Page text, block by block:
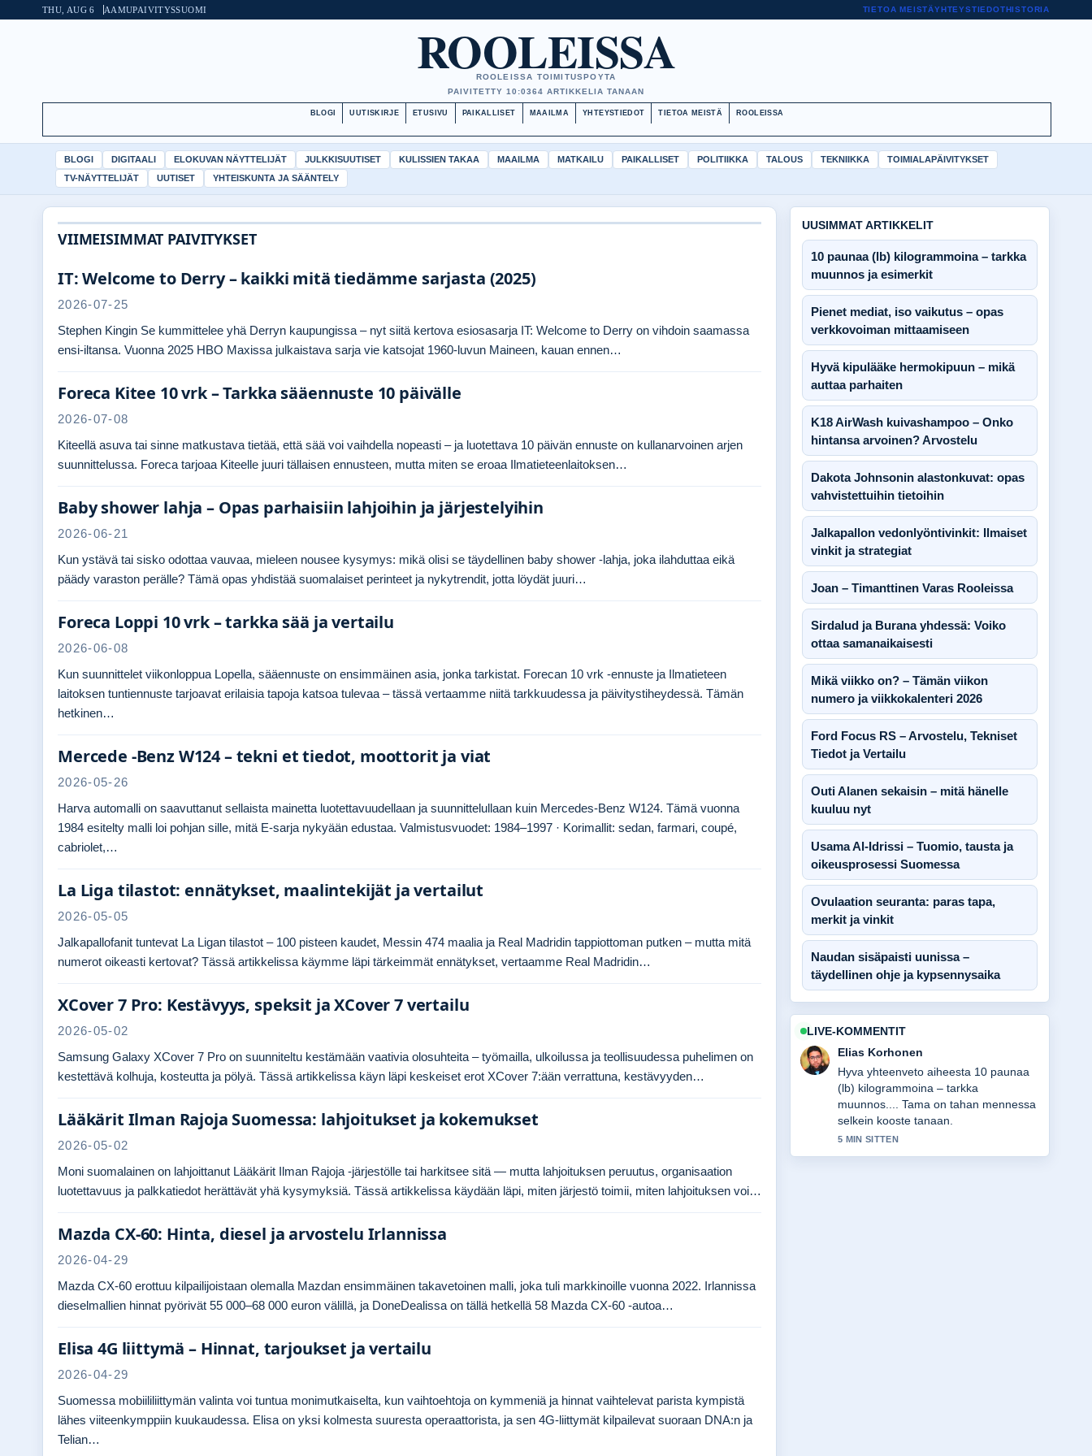
THU, AUG 6 AAMUPAIVITYSSUOMI TIETOA MEISTÄYHTEYSTIEDOTHISTORIA
ROOLEISSA
ROOLEISSA TOIMITUSPOYTA
PAIVITETTY 10:0364 ARTIKKELIA TANAAN
BLOGI UUTISKIRJE ETUSIVU PAIKALLISET MAAILMA YHTEYSTIEDOT TIETOA MEISTÄ ROOLEISSA
BLOGI DIGITAALI ELOKUVAN NÄYTTELIJÄT JULKKISUUTISET KULISSIEN TAKAA MAAILMA MATKAILU PAIKALLISET POLITIIKKA TALOUS TEKNIIKKA
TOIMIALAPÄIVITYKSET
TV-NÄYTTELIJÄT
UUTISET YHTEISKUNTA JA SÄÄNTELY
VIIMEISIMMAT PAIVITYKSET
IT: Welcome to Derry – kaikki mitä tiedämme sarjasta (2025)
2026-07-25
Stephen Kingin Se kummittelee yhä Derryn kaupungissa – nyt siitä kertova esiosasarja IT: Welcome to Derry on vihdoin saamassa
ensi-iltansa. Vuonna 2025 HBO Maxissa julkaistava sarja vie katsojat 1960-luvun Maineen, kauan ennen…
Foreca Kitee 10 vrk – Tarkka sääennuste 10 päivälle
2026-07-08
Kiteellä asuva tai sinne matkustava tietää, että sää voi vaihdella nopeasti – ja luotettava 10 päivän ennuste on kullanarvoinen arjen
suunnittelussa. Foreca tarjoaa Kiteelle juuri tällaisen ennusteen, mutta miten se eroaa Ilmatieteenlaitoksen…
Baby shower lahja – Opas parhaisiin lahjoihin ja järjestelyihin
2026-06-21
Kun ystävä tai sisko odottaa vauvaa, mieleen nousee kysymys: mikä olisi se täydellinen baby shower -lahja, joka ilahduttaa eikä
päädy varaston perälle? Tämä opas yhdistää suomalaiset perinteet ja nykytrendit, jotta löydät juuri…
Foreca Loppi 10 vrk – tarkka sää ja vertailu
2026-06-08
Kun suunnittelet viikonloppua Lopella, sääennuste on ensimmäinen asia, jonka tarkistat. Forecan 10 vrk -ennuste ja Ilmatieteen
laitoksen tuntiennuste tarjoavat erilaisia tapoja katsoa tulevaa – tässä vertaamme niitä tarkkuudessa ja päivitystiheydessä. Tämän
hetkinen…
Mercede -Benz W124 – tekni et tiedot, moottorit ja viat
2026-05-26
Harva automalli on saavuttanut sellaista mainetta luotettavuudellaan ja suunnittelullaan kuin Mercedes-Benz W124. Tämä vuonna
1984 esitelty malli loi pohjan sille, mitä E-sarja nykyään edustaa. Valmistusvuodet: 1984–1997 · Korimallit: sedan, farmari, coupé,
cabriolet,…
La Liga tilastot: ennätykset, maalintekijät ja vertailut
2026-05-05
Jalkapallofanit tuntevat La Ligan tilastot – 100 pisteen kaudet, Messin 474 maalia ja Real Madridin tappiottoman putken – mutta mitä
numerot oikeasti kertovat? Tässä artikkelissa käymme läpi tärkeimmät ennätykset, vertaamme Real Madridin…
XCover 7 Pro: Kestävyys, speksit ja XCover 7 vertailu
2026-05-02
Samsung Galaxy XCover 7 Pro on suunniteltu kestämään vaativia olosuhteita – työmailla, ulkoilussa ja teollisuudessa puhelimen on
kestettävä kolhuja, kosteutta ja pölyä. Tässä artikkelissa käyn läpi keskeiset erot XCover 7:ään verrattuna, kestävyyden…
Lääkärit Ilman Rajoja Suomessa: lahjoitukset ja kokemukset
2026-05-02
Moni suomalainen on lahjoittanut Lääkärit Ilman Rajoja -järjestölle tai harkitsee sitä — mutta lahjoituksen peruutus, organisaation
luotettavuus ja palkkatiedot herättävät yhä kysymyksiä. Tässä artikkelissa käydään läpi, miten järjestö toimii, miten lahjoituksen voi…
Mazda CX-60: Hinta, diesel ja arvostelu Irlannissa
2026-04-29
Mazda CX-60 erottuu kilpailijoistaan olemalla Mazdan ensimmäinen takavetoinen malli, joka tuli markkinoille vuonna 2022. Irlannissa
dieselmallien hinnat pyörivät 55 000–68 000 euron välillä, ja DoneDealissa on tällä hetkellä 58 Mazda CX-60 -autoa…
Elisa 4G liittymä – Hinnat, tarjoukset ja vertailu
2026-04-29
Suomessa mobiililiittymän valinta voi tuntua monimutkaiselta, kun vaihtoehtoja on kymmeniä ja hinnat vaihtelevat parista kympistä
lähes viiteenkymppiin kuukaudessa. Elisa on yksi kolmesta suuresta operaattorista, ja sen 4G-liittymät kilpailevat suoraan DNA:n ja
Telian…
UUSIMMAT ARTIKKELIT
10 paunaa (lb) kilogrammoina – tarkka
muunnos ja esimerkit
Pienet mediat, iso vaikutus – opas
verkkovoiman mittaamiseen
Hyvä kipulääke hermokipuun – mikä
auttaa parhaiten
K18 AirWash kuivashampoo – Onko
hintansa arvoinen? Arvostelu
Dakota Johnsonin alastonkuvat: opas
vahvistettuihin tietoihin
Jalkapallon vedonlyöntivinkit: Ilmaiset
vinkit ja strategiat
Joan – Timanttinen Varas Rooleissa
Sirdalud ja Burana yhdessä: Voiko
ottaa samanaikaisesti
Mikä viikko on? – Tämän viikon
numero ja viikkokalenteri 2026
Ford Focus RS – Arvostelu, Tekniset
Tiedot ja Vertailu
Outi Alanen sekaisin – mitä hänelle
kuuluu nyt
Usama Al-Idrissi – Tuomio, tausta ja
oikeusprosessi Suomessa
Ovulaation seuranta: paras tapa,
merkit ja vinkit
Naudan sisäpaisti uunissa –
täydellinen ohje ja kypsennysaika
LIVE-KOMMENTIT
Elias Korhonen
Hyva yhteenveto aiheesta 10 paunaa
(lb) kilogrammoina – tarkka
muunnos.... Tama on tahan mennessa
selkein kooste tanaan.
5 MIN SITTEN